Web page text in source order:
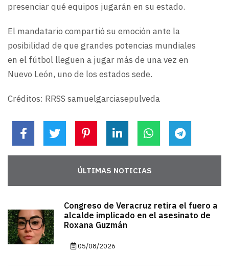
presenciar qué equipos jugarán en su estado.
El mandatario compartió su emoción ante la
posibilidad de que grandes potencias mundiales
en el fútbol lleguen a jugar más de una vez en
Nuevo León, uno de los estados sede.
Créditos: RRSS samuelgarciasepulveda
ÚLTIMAS NOTICIAS
Congreso de Veracruz retira el fuero a
alcalde implicado en el asesinato de
Roxana Guzmán
05/08/2026